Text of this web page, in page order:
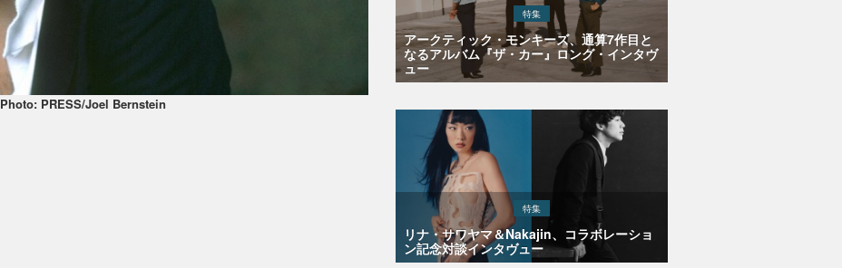
Photo: PRESS/Joel Bernstein
特集
アークティック・モンキーズ、通算7作目と
なるアルバム『ザ・カー』ロング・インタヴ
ュー
特集
リナ・サワヤマ＆Nakajin、コラボレーショ
ン記念対談インタヴュー